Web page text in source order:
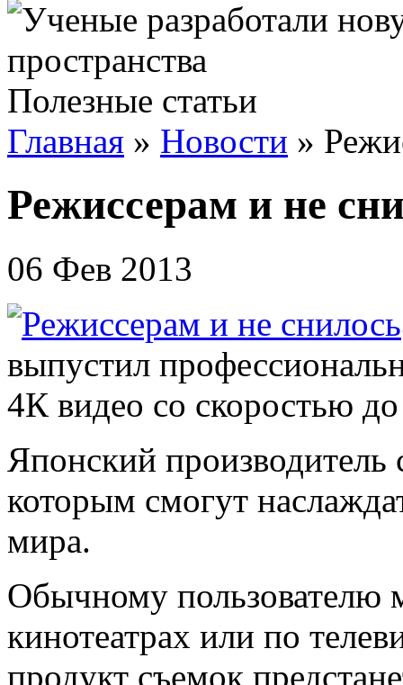
Полезные статьи
Главная » Новости »
Режиссерам и не
06 Фев 2013
выпустил
4К видео со скоростью
Японский производитель
которым смогут
мира.
Обычному пользователю
кинотеатрах или по
продукт съемок